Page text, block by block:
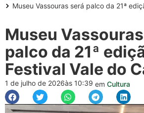
Museu Vassouras será palco da 21ª
Museu
palco da 21ª
Festival Vale do
1 de julho de 2026às 10:39 em Cultura